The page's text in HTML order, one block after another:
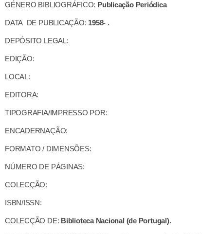
GÉNERO BIBLIOGRÁFICO: Publicação Periódica
DATA DE PUBLICAÇÃO: 1958- .
DEPÓSITO LEGAL:
EDIÇÃO:
LOCAL:
EDITORA:
TIPOGRAFIA/IMPRESSO POR:
ENCADERNAÇÃO:
FORMATO / DIMENSÕES:
NÚMERO DE PÁGINAS:
COLECÇÃO:
ISBN/ISSN:
COLECÇÃO DE: Biblioteca Nacional (de Portugal).